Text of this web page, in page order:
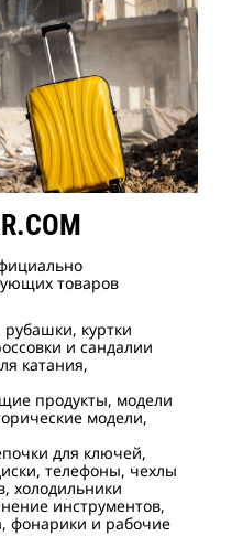
товаров
куртки
и сандалии
катания,
продукты, модели
модели,
для ключей,
телефоны, чехлы
холодильники
инструментов,
фонарики и рабочие